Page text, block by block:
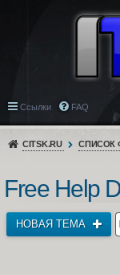
Ссылки FAQ
CITSK.RU СПИСОК
Free Help
НОВАЯ ТЕМА